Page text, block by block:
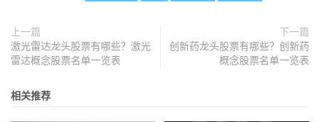
上一篇
激光雷达龙头股票有哪些？激光
雷达概念股票名单一览表
下一篇
创新药龙头股票有哪些？创新药
概念股票名单一览表
相关推荐